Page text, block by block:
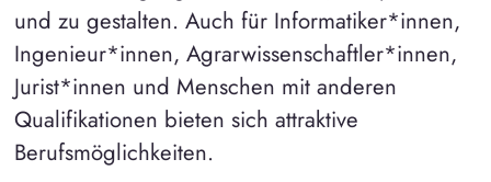
und zu gestalten. Auch für Informatiker*innen,
Ingenieur*innen, Agrarwissenschaftler*innen,
Jurist*innen und Menschen mit anderen
Qualifikationen bieten sich attraktive
Berufsmöglichkeiten.